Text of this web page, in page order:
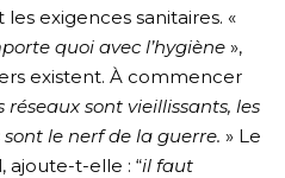
exigences sanitaires. «
quoi avec l’hygiène »,
existent. À commencer
réseaux sont vieillissants, les
le nerf de la guerre. » Le
ajoute-t-elle : “il faut